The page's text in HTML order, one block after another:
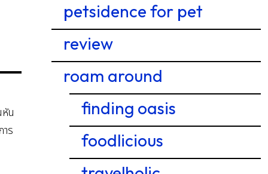
หัน
าร
petsidence for pet
review
roam around
finding oasis
foodlicious